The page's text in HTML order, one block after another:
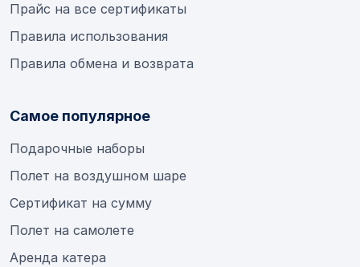
Прайс на все сертификаты
Правила использования
Правила обмена и возврата
Самое популярное
Подарочные наборы
Полет на воздушном шаре
Сертификат на сумму
Полет на самолете
Аренда катера